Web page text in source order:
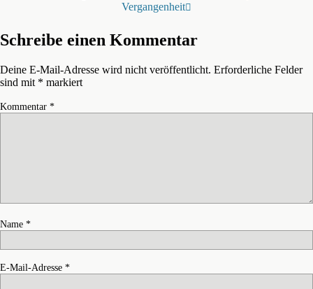
Vergangenheit
Schreibe einen Kommentar
Deine E-Mail-Adresse wird nicht veröffentlicht. Erforderliche Felder
sind mit * markiert
Kommentar *
Name *
E-Mail-Adresse *